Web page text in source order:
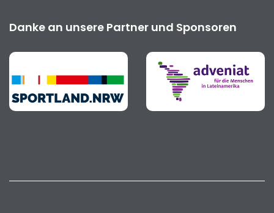
Danke an unsere Partner und Sponsoren